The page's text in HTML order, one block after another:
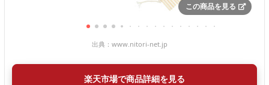
この商品を見る
出典： www.nitori-net.jp
楽天市場で商品詳細を見る